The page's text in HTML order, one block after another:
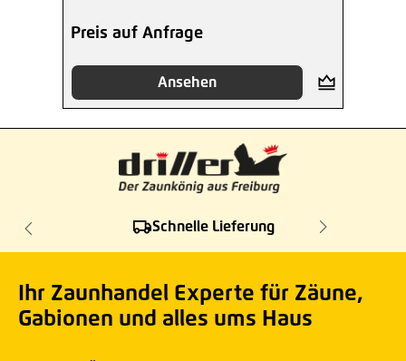
Preis auf Anfrage
Ansehen
Schnelle Lieferung
Ihr Zaunhandel Experte für Zäune,
Gabionen und alles ums Haus